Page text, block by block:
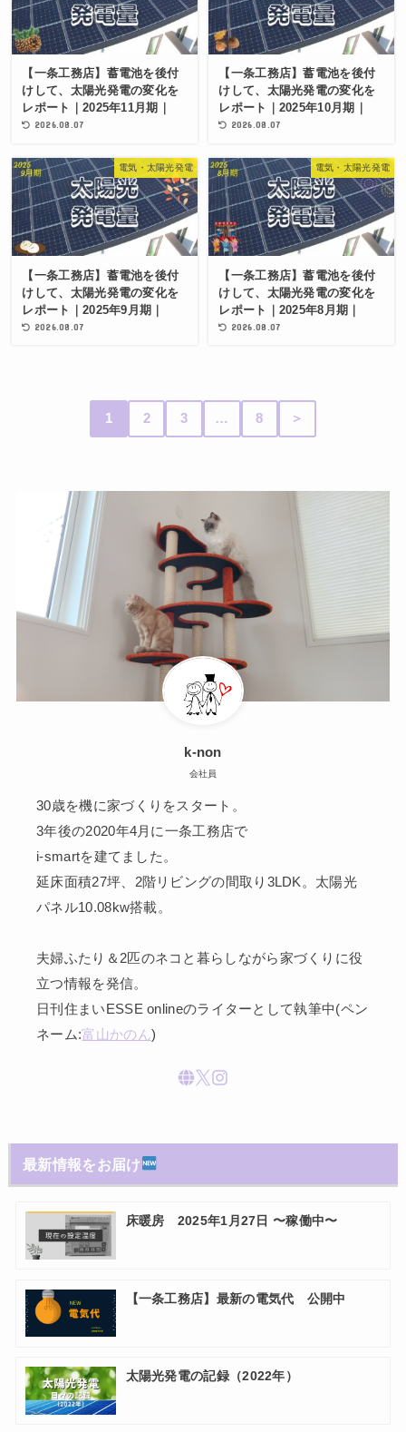
【一条工務店】蓄電池を後付
けして、太陽光発電の変化を
レポート｜2025年11月期｜
2026.08.07
【一条工務店】蓄電池を後付
けして、太陽光発電の変化を
レポート｜2025年10月期｜
2026.08.07
電気・太陽光発電
【一条工務店】蓄電池を後付
けして、太陽光発電の変化を
レポート｜2025年9月期｜
2026.08.07
電気・太陽光発電
【一条工務店】蓄電池を後付
けして、太陽光発電の変化を
レポート｜2025年8月期｜
2026.08.07
1 2 3 … 8 ＞
k-non
会社員
30歳を機に家づくりをスタート。
3年後の2020年4月に一条工務店で
i-smartを建てました。
延床面積27坪、2階リビングの間取り3LDK。太陽光
パネル10.08kw搭載。
夫婦ふたり＆2匹のネコと暮らしながら家づくりに役
立つ情報を発信。
日刊住まいESSE onlineのライターとして執筆中(ペン
ネーム:富山かのん)
最新情報をお届け
床暖房 2025年1月27日 〜稼働中〜
【一条工務店】最新の電気代 公開中
太陽光発電の記録（2022年）